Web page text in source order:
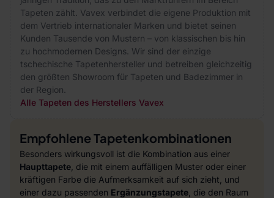
Tapeten zählt. Vavex verbindet die eigene Produktion mit
dem Vertrieb internationaler Marken und bietet seinen
Kunden Tausende von Mustern – von klassischen bis hin
zu hochmodernen Designs. Wir sind der einzige
tschechische Tapetenhersteller und betreiben gleichzeitig
den größten Showroom für Tapeten und Badezimmer in
der Region.
Alle Tapeten des Herstellers Vavex
Empfohlene Tapetenkombinationen
Besonders wirkungsvoll ist die Kombination aus einer
Haupttapete , die mit einem auffälligen Muster oder einer
kräftigen Farbe die Aufmerksamkeit auf sich zieht, und
einer dazu passenden Ergänzungstapete , die den Raum